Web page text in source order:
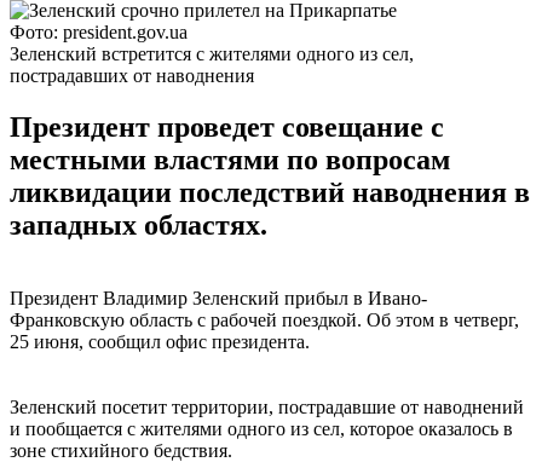
Фото: president.gov.ua
Зеленский встретится с жителями одного из сел,
пострадавших от наводнения
Президент проведет совещание с
местными властями по вопросам
ликвидации последствий наводнения в
западных областях.
Президент Владимир Зеленский прибыл в Ивано-
Франковскую область с рабочей поездкой. Об этом в четверг,
25 июня, сообщил офис президента.
Зеленский посетит территории, пострадавшие от наводнений
и пообщается с жителями одного из сел, которое оказалось в
зоне стихийного бедствия.